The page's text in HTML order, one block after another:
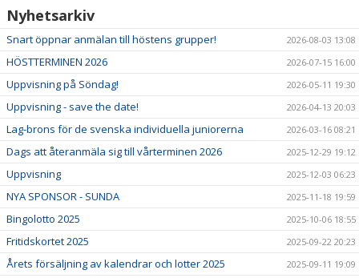
Nyhetsarkiv
Snart öppnar anmälan till höstens grupper! 2026-08-03 13:08
HÖSTTERMINEN 2026 2026-07-15 16:00
Uppvisning på Söndag! 2026-05-11 19:30
Uppvisning - save the date! 2026-04-13 20:03
Lag-brons för de svenska individuella juniorerna 2026-03-16 08:21
Dags att återanmäla sig till vårterminen 2026 2025-12-29 19:12
Uppvisning 2025-12-03 06:23
NYA SPONSOR - SUNDA 2025-11-18 19:59
Bingolotto 2025 2025-10-06 18:55
Fritidskortet 2025 2025-09-22 20:23
Årets försäljning av kalendrar och lotter 2025 2025-09-11 19:09